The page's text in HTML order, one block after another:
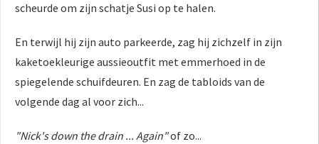
scheurde om zijn schatje Susi op te halen.
En terwijl hij zijn auto parkeerde, zag hij zichzelf in zijn
kaketoekleurige aussieoutfit met emmerhoed in de
spiegelende schuifdeuren. En zag de tabloids van de
volgende dag al voor zich...
"Nick's down the drain ... Again"of zo...